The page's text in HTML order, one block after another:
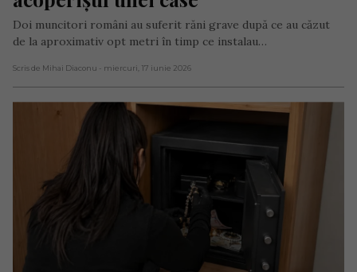
Doi muncitori români au suferit răni grave după ce au căzut
de la aproximativ opt metri în timp ce instalau…
Scris de Mihai Diaconu - miercuri, 17 iunie 2026